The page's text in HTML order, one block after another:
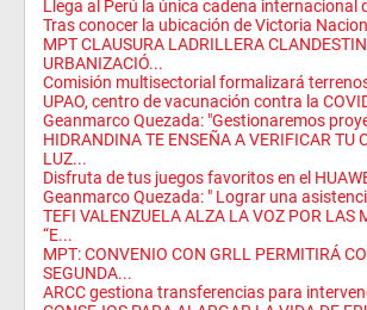
Llega al Perú la única cadena internacional
Tras conocer la ubicación de Victoria
MPT CLAUSURA LADRILLERA
URBANIZACIÓ...
Comisión multisectorial formalizará
UPAO, centro de vacunación contra la
Geanmarco Quezada: "Gestionaremos
HIDRANDINA TE ENSEÑA A VERIFICAR TU
LUZ...
Disfruta de tus juegos favoritos en el
Geanmarco Quezada: " Lograr una
TEFI VALENZUELA ALZA LA VOZ POR LAS
“E...
MPT: CONVENIO CON GRLL PERMITIRÁ
SEGUNDA...
ARCC gestiona transferencias para